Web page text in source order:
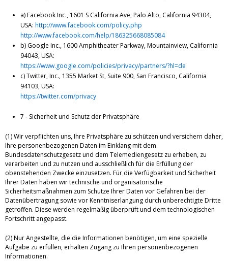
a) Facebook Inc., 1601 S California Ave, Palo Alto, California 94304,
USA: http://www.facebook.com/policy.php
http://www.facebook.com/help/186325668085084
b) Google Inc., 1600 Amphitheater Parkway, Mountainview, California
94043, USA:
https://www.google.com/policies/privacy/partners/?hl=de
c) Twitter, Inc., 1355 Market St, Suite 900, San Francisco, California
94103, USA:
https://twitter.com/privacy
7 - Sicherheit und Schutz der Privatsphäre
(1) Wir verpflichten uns, Ihre Privatsphäre zu schützen und versichern daher,
Ihre personenbezogenen Daten im Einklang mit dem
Bundesdatenschutzgesetz und dem Telemediengesetz zu erheben, zu
verarbeiten und zu nutzen und ausschließlich für die Erfüllung der
obenstehenden Zwecke einzusetzen. Für die Verfügbarkeit und Sicherheit
Ihrer Daten haben wir technische und organisatorische
Sicherheitsmaßnahmen zum Schutze Ihrer Daten vor Gefahren bei der
Datenübertragung sowie vor Kenntniserlangung durch unberechtigte Dritte
getroffen. Diese werden regelmäßig überprüft und dem technologischen
Fortschritt angepasst.
(2) Nur Angestellte, die die Informationen benötigen, um eine spezielle
Aufgabe zu erfüllen, erhalten Zugang zu Ihren personenbezogenen
Informationen.